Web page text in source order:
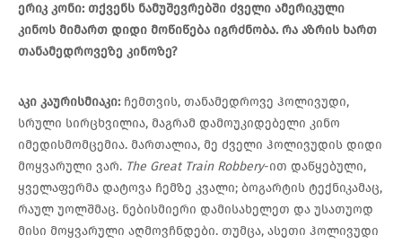
ერიკ კონი: თქვენს ნამუშევრებში ძველი ამერიკული
კინოს მიმართ დიდი მოწიწება იგრძნობა. რა აზრის ხართ
თანამედროვეზე კინოზე?
აკი კაურისმიაკი: ჩემთვის, თანამედროვე ჰოლივუდი,
სრული სირცხვილია, მაგრამ დამოუკიდებელი კინო
იმედისმომცემია. მართალია, მე ძველი ჰოლივუდის დიდი
მოყვარული ვარ. The Great Train Robbery-ით დაწყებული,
ყველაფერმა დატოვა ჩემზე კვალი; ბოგარტის ტექნიკამაც,
რაულ უოლშმაც. ნებისმიერი დამისახელეთ და უსათუოდ
მისი მოყვარული აღმოვჩნდები. თუმცა, ასეთი ჰოლივუდი